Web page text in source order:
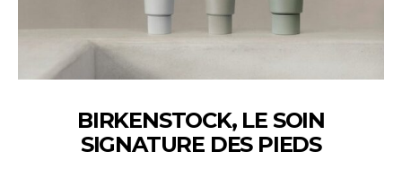
BIRKENSTOCK, LE SOIN
SIGNATURE DES PIEDS